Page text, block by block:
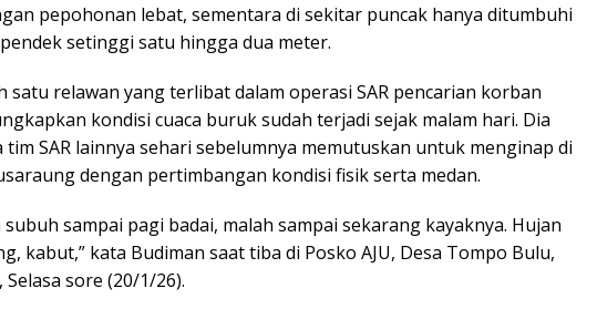
pepohonan lebat, sementara di sekitar puncak hanya ditumbuhi
setinggi satu hingga dua meter.
satu relawan yang terlibat dalam operasi SAR pencarian korban
kondisi cuaca buruk sudah terjadi sejak malam hari. Dia
SAR lainnya sehari sebelumnya memutuskan untuk menginap di
dengan pertimbangan kondisi fisik serta medan.
subuh sampai pagi badai, malah sampai sekarang kayaknya. Hujan
kabut,” kata Budiman saat tiba di Posko AJU, Desa Tompo Bulu,
Selasa sore (20/1/26).